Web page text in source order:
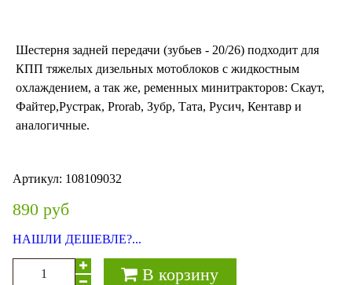
Шестерня задней передачи (зубьев - 20/26) подходит для
КПП тяжелых дизельных мотоблоков с жидкостным
охлаждением, а так же, ременных минитракторов: Скаут,
Файтер,Рустрак, Prorab, Зубр, Тата, Русич, Кентавр и
аналогичные.
Артикул: 108109032
890 руб
НАШЛИ ДЕШЕВЛЕ?...
В корзину